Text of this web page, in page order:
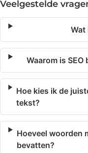
Veelgestelde
Wat
Waarom is
Hoe kies ik de
tekst?
Hoeveel woorden
bevatten?